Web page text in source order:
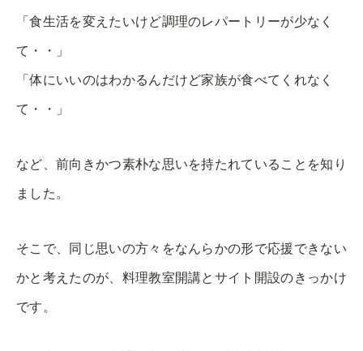
「食生活を変えたいけど調理のレパートリーが少なく
て・・」
「体にいいのはわかるんだけど家族が食べてくれなく
て・・」
など、前向きかつ素朴な思いを持たれていることを知り
ました。
そこで、同じ思いの方々をなんらかの形で応援できない
かと考えたのが、料理教室開講とサイト開設のきっかけ
です。